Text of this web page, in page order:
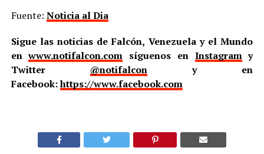
Fuente: Noticia al Dia
Sigue las noticias de Falcón, Venezuela y el Mundo
enwww.notifalcon.com síguenos en Instagramy
Twitter @notifalcony en
Facebook:https://www.facebook.com